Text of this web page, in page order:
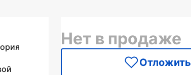
Нет в продаже
Отложить